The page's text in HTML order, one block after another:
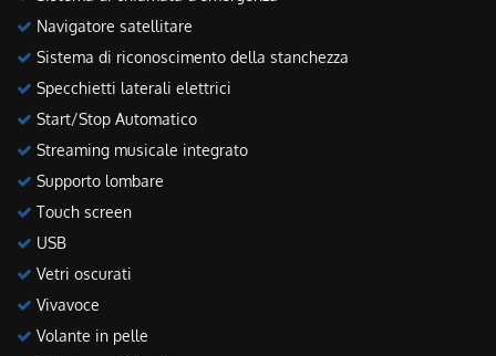
Navigatore satellitare
Sistema di riconoscimento della stanchezza
Specchietti laterali elettrici
Start/Stop Automatico
Streaming musicale integrato
Supporto lombare
Touch screen
USB
Vetri oscurati
Vivavoce
Volante in pelle